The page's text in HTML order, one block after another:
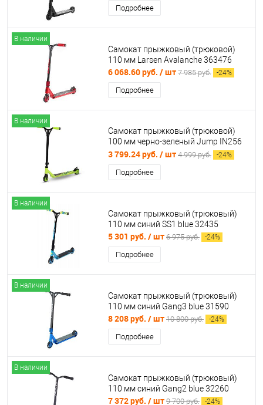
Подробнее
В наличии
Самокат прыжковый (трюковой)
110 мм Larsen Avalanche 363476
6 068.60 руб. / шт 7 985 руб. -24%
Подробнее
В наличии
Самокат прыжковый (трюковой)
100 мм черно-зеленый Jump IN256
02542
3 799.24 руб. / шт 4 999 руб. -24%
Подробнее
В наличии
Самокат прыжковый (трюковый)
110 мм синий SS1 blue 32435
5 301 руб. / шт 6 975 руб. -24%
Подробнее
В наличии
Самокат прыжковый (трюковый)
110 мм синий Gang3 blue 31590
8 208 руб. / шт 10 800 руб. -24%
Подробнее
В наличии
Самокат прыжковый (трюковый)
110 мм синий Gang2 blue 32260
7 372 руб. / шт 9 700 руб. -24%